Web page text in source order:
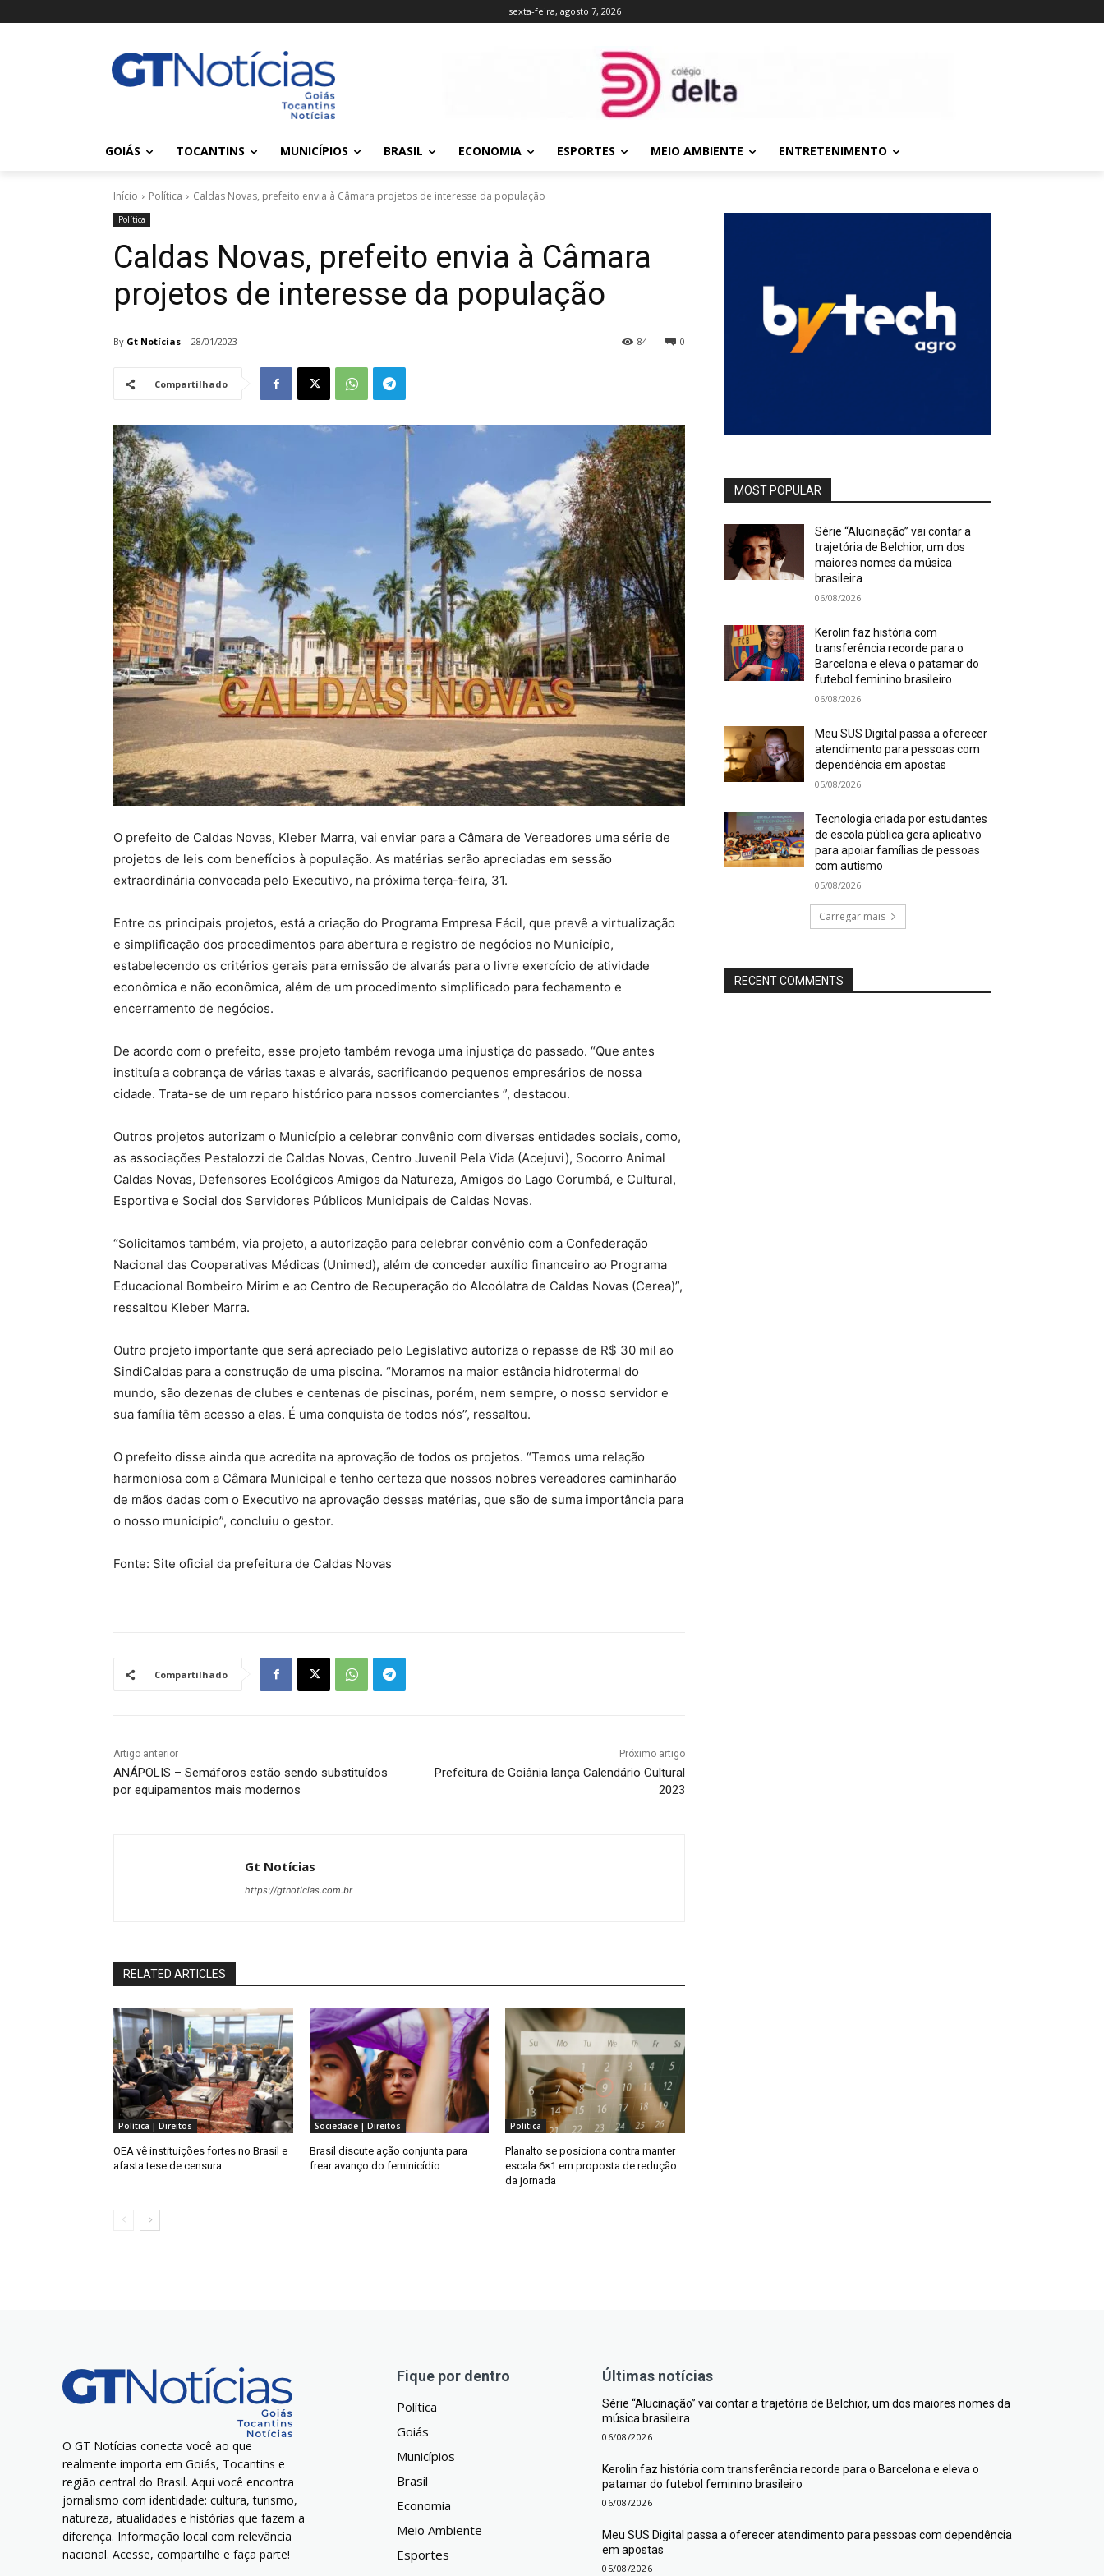
sexta-feira, agosto 7, 2026
GOIÁS TOCANTINS MUNICÍPIOS BRASIL ECONOMIA ESPORTES MEIO AMBIENTE ENTRETENIMENTO
Início Política Caldas Novas, prefeito envia à Câmara projetos de interesse da população
Política
Caldas Novas, prefeito envia à Câmara
projetos de interesse da população
By Gt Notícias 28/01/2023 0
84
Compartilhado
O prefeito de Caldas Novas, Kleber Marra, vai enviar para a Câmara de Vereadores uma série de
projetos de leis com benefícios à população. As matérias serão apreciadas em sessão
extraordinária convocada pelo Executivo, na próxima terça-feira, 31.
Entre os principais projetos, está a criação do Programa Empresa Fácil, que prevê a virtualização
e simplificação dos procedimentos para abertura e registro de negócios no Município,
estabelecendo os critérios gerais para emissão de alvarás para o livre exercício de atividade
econômica e não econômica, além de um procedimento simplificado para fechamento e
encerramento de negócios.
De acordo com o prefeito, esse projeto também revoga uma injustiça do passado. “Que antes
instituía a cobrança de várias taxas e alvarás, sacrificando pequenos empresários de nossa
cidade. Trata-se de um reparo histórico para nossos comerciantes ”, destacou.
Outros projetos autorizam o Município a celebrar convênio com diversas entidades sociais, como,
as associações Pestalozzi de Caldas Novas, Centro Juvenil Pela Vida (Acejuvi), Socorro Animal
Caldas Novas, Defensores Ecológicos Amigos da Natureza, Amigos do Lago Corumbá, e Cultural,
Esportiva e Social dos Servidores Públicos Municipais de Caldas Novas.
“Solicitamos também, via projeto, a autorização para celebrar convênio com a Confederação
Nacional das Cooperativas Médicas (Unimed), além de conceder auxílio financeiro ao Programa
Educacional Bombeiro Mirim e ao Centro de Recuperação do Alcoólatra de Caldas Novas (Cerea)”,
ressaltou Kleber Marra.
Outro projeto importante que será apreciado pelo Legislativo autoriza o repasse de R$ 30 mil ao
SindiCaldas para a construção de uma piscina. “Moramos na maior estância hidrotermal do
mundo, são dezenas de clubes e centenas de piscinas, porém, nem sempre, o nosso servidor e
sua família têm acesso a elas. É uma conquista de todos nós”, ressaltou.
O prefeito disse ainda que acredita na aprovação de todos os projetos. “Temos uma relação
harmoniosa com a Câmara Municipal e tenho certeza que nossos nobres vereadores caminharão
de mãos dadas com o Executivo na aprovação dessas matérias, que são de suma importância para
o nosso município”, concluiu o gestor.
Fonte: Site oficial da prefeitura de Caldas Novas
Compartilhado
Artigo anterior
ANÁPOLIS – Semáforos estão sendo substituídos
por equipamentos mais modernos
Próximo artigo
Prefeitura de Goiânia lança Calendário Cultural
2023
Gt Notícias
https://gtnoticias.com.br
RELATED ARTICLES
Política | Direitos
OEA vê instituições fortes no Brasil e
afasta tese de censura
Sociedade | Direitos
Brasil discute ação conjunta para
frear avanço do feminicídio
Política
Planalto se posiciona contra manter
escala 6×1 em proposta de redução
da jornada
MOST POPULAR
Série “Alucinação” vai contar a
trajetória de Belchior, um dos
maiores nomes da música
brasileira
06/08/2026
Kerolin faz história com
transferência recorde para o
Barcelona e eleva o patamar do
futebol feminino brasileiro
06/08/2026
Meu SUS Digital passa a oferecer
atendimento para pessoas com
dependência em apostas
05/08/2026
Tecnologia criada por estudantes
de escola pública gera aplicativo
para apoiar famílias de pessoas
com autismo
05/08/2026
Carregar mais
RECENT COMMENTS
O GT Notícias conecta você ao que
realmente importa em Goiás, Tocantins e
região central do Brasil. Aqui você encontra
jornalismo com identidade: cultura, turismo,
natureza, atualidades e histórias que fazem a
diferença. Informação local com relevância
nacional. Acesse, compartilhe e faça parte!
Fique por dentro
Política
Goiás
Municípios
Brasil
Economia
Meio Ambiente
Esportes
Últimas notícias
Série “Alucinação” vai contar a trajetória de Belchior, um dos maiores nomes da
música brasileira
06/08/2026
Kerolin faz história com transferência recorde para o Barcelona e eleva o
patamar do futebol feminino brasileiro
06/08/2026
Meu SUS Digital passa a oferecer atendimento para pessoas com dependência
em apostas
05/08/2026